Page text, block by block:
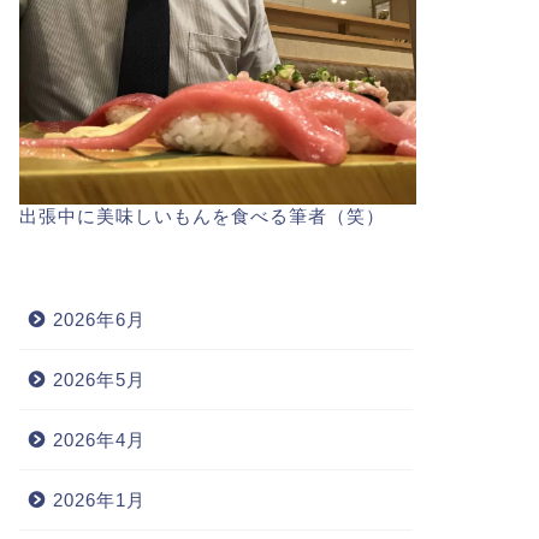
出張中に美味しいもんを食べる筆者（笑）
2026年6月
2026年5月
2026年4月
2026年1月